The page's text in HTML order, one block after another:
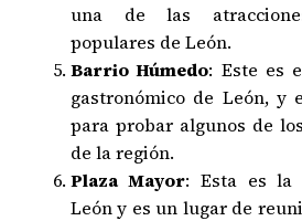
una de las
populares de León.
Barrio Húmedo: Este es
gastronómico de León, y
para probar algunos de
de la región.
Plaza Mayor: Esta es la
León y es un lugar de